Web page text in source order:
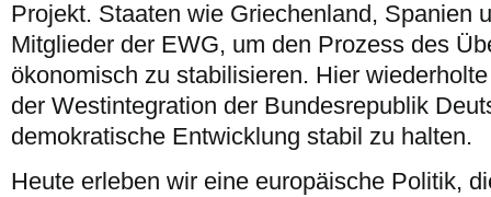
Projekt. Staaten wie Griechenland, Spanien
Mitglieder der EWG, um den Prozess des
ökonomisch zu stabilisieren. Hier
der Westintegration der Bundesrepublik
demokratische Entwicklung stabil zu halten.
Heute erleben wir eine europäische Politik,